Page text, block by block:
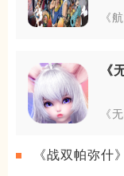
《
《
《
《战双帕弥什